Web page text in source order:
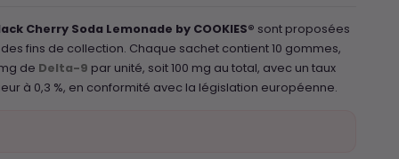
Cherry Soda Lemonade by COOKIES® sont proposées
fins de collection. Chaque sachet contient 10 gommes,
de Delta-9 par unité, soit 100 mg au total, avec un taux
à 0,3 %, en conformité avec la législation européenne.